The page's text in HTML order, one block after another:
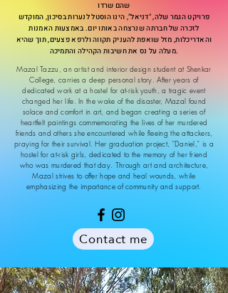
שהם שרדו
פרויקט הגמר שלה, "דניאל", הינו הוסטל לנערות בסיכון, המוקדש
לזכרה של חברתה שנרצחה באותו יום. באמצעות האמנות
והאדריכלות, מזל שואפת להעניק תקווה ולרפא פצעים, תוך שהיא
מעלה על נס את חשיבות הקהילה והתמיכה.
Mazal Tazzu, an artist and interior design student at Shenkar
College, carries a deep personal story. After years of
dedicated work at a hostel for at-risk youth, a tragic event
changed her life. In the wake of the disaster, Mazal found
solace and comfort in art, and began creating a series of
heartfelt paintings commemorating the lives of her murdered
friends and others she encountered while fleeing the attackers,
praying for their survival. Her graduation project, "Daniel," is a
hostel for at-risk girls, dedicated to the memory of her friend
who was murdered that day. Through art and architecture,
Mazal strives to offer hope and heal wounds, while
emphasizing the importance of community and support.
Contact me